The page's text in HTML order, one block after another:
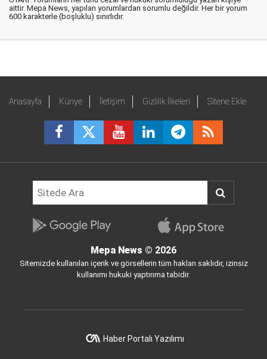
aittir. Mepa News, yapılan yorumlardan sorumlu değildir. Her bir yorum
600 karakterle (boşluklu) sınırlıdır.
Anasayfa Künye İletişim Gizlilik İlkeleri Sitene Ekle
Mepa News © 2026
Sitemizde kullanılan içerik ve görsellerin tüm hakları saklıdır, izinsiz
kullanımı hukuki yaptırıma tabidir.
Haber Portalı Yazılımı